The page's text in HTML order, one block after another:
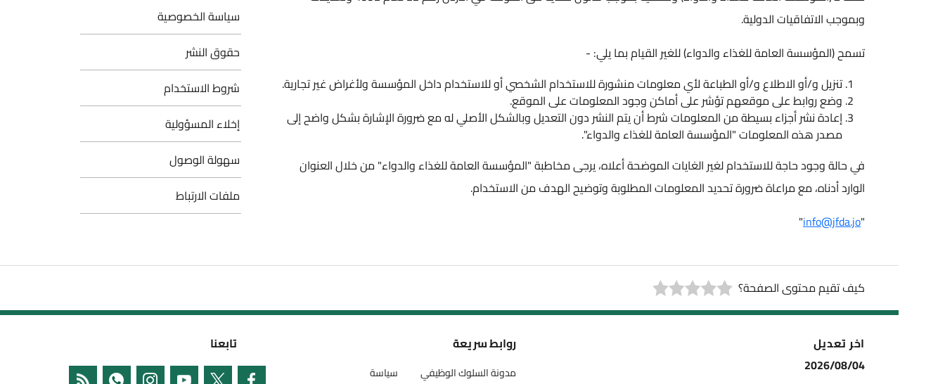
وبموجب الاتفاقيات الدولية.
تسمح (المؤسسة العامة للغذاء والدواء) للغير القيام بما يلي: -
تنزيل و/أو الاطلاع و/أو الطباعة لأي معلومات منشورة للاستخدام الشخصي أو للاستخدام داخل المؤسسة ولأغراض غير تجارية.
وضع روابط على موقعهم تؤشر على أماكن وجود المعلومات على الموقع.
إعادة نشر أجزاء بسيطة من المعلومات شرط أن يتم النشر دون التعديل وبالشكل الأصلي له مع ضرورة الإشارة بشكل واضح إلى
مصدر هذه المعلومات "المؤسسة العامة للغذاء والدواء".
في حالة وجود حاجة للاستخدام لغير الغايات الموضحة أعلاه، يرجى مخاطبة "المؤسسة العامة للغذاء والدواء" من خلال العنوان
الوارد أدناه، مع مراعاة ضرورة تحديد المعلومات المطلوبة وتوضيح الهدف من الاستخدام.
info@jfda.jo
"
سياسة الخصوصية
حقوق النشر
شروط الاستخدام
إخلاء المسؤولية
سهولة الوصول
ملفات الارتباط
كيف تقيم محتوى الصفحة؟
اخر تعديل
2026/08/04
روابط سريعة
مدونة السلوك الوظيفي
سياسة